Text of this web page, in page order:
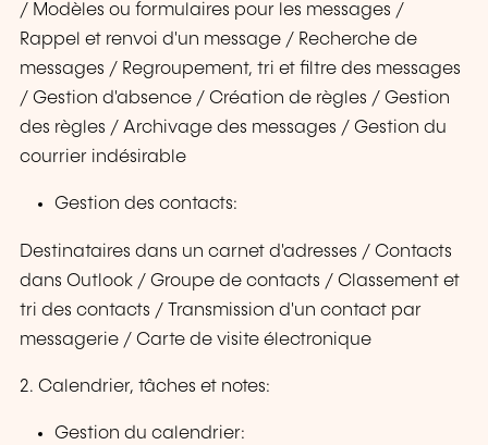
/ Modèles ou formulaires pour les messages /
Rappel et renvoi d'un message / Recherche de
messages / Regroupement, tri et filtre des messages
/ Gestion d'absence / Création de règles / Gestion
des règles / Archivage des messages / Gestion du
courrier indésirable
Gestion des contacts:
Destinataires dans un carnet d'adresses / Contacts
dans Outlook / Groupe de contacts / Classement et
tri des contacts / Transmission d'un contact par
messagerie / Carte de visite électronique
2. Calendrier, tâches et notes:
Gestion du calendrier: